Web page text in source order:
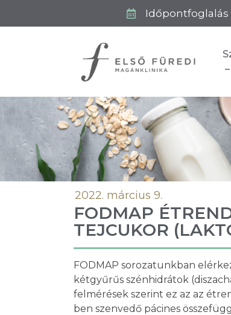
Időpontfoglalás
2022. március 9.
FODMAP
TEJCUKOR
FODMAP sorozatunkban
kétgyűrűs szénhidrátok
felmérések szerint ez az az
ben szenvedő pácines